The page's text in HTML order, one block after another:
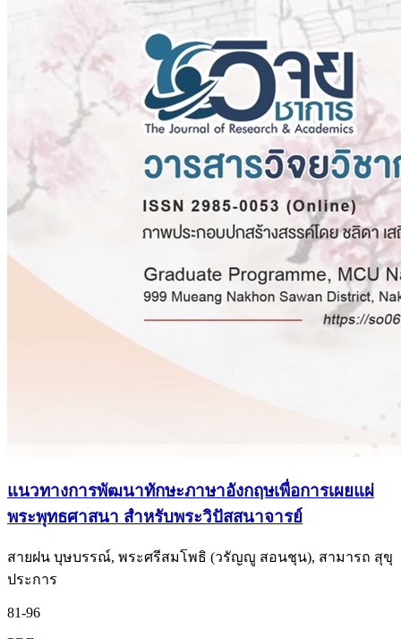
แนวทางการพัฒนาทักษะภาษาอังกฤษเพื่อการเผยแผ่
พระพุทธศาสนา สำหรับพระวิปัสสนาจารย์
สายฝน บุษบรรณ์, พระศรีสมโพธิ (วรัญญู สอนชุน), สามารถ สุขุ
ประการ
81-96